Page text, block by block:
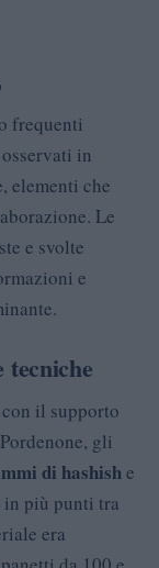
frequenti
in
elementi che
Le
e svolte
e
il supporto
gli
di hashishe
in più punti tra
era